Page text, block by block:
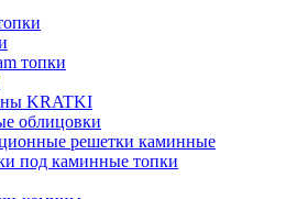
топки
KRATKI
облицовки
решетки каминные
под каминные топки